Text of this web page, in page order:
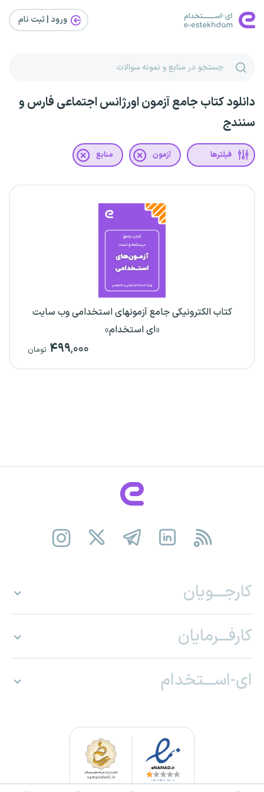
ورود | ثبت‌ نام
دانلود کتاب جامع آزمون اورژانس اجتماعی فارس و
سنندج
فیلترها آزمون منابع
کتاب الکترونیکی جامع آزمونهای استخدامی وب سایت
«ای استخدام»
۴۹۹,۰۰۰ تومان
کارجـــویان
کارفـــرمایان
ای-اســـتخدام